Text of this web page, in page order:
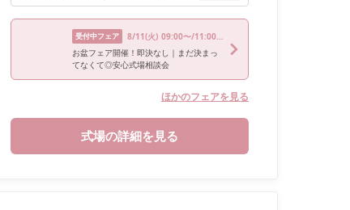
受付中フェア 8/11(火) 09:00〜/11:00〜/14:00〜/16:00〜/18:00〜
お盆フェア開催！即決なし｜まだ決まっ
てなくて◎安心式場相談会
ほかのフェアを見る
式場の詳細を見る